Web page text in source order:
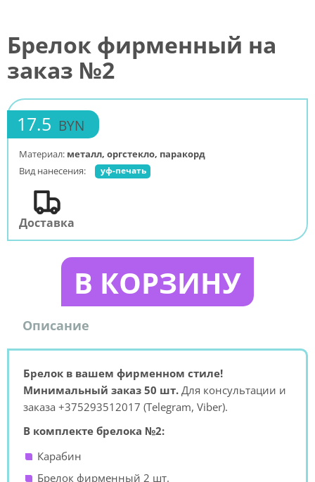
Брелок фирменный на
заказ №2
17.5 BYN
Материал: металл, оргстекло, паракорд
Вид нанесения:
уф-печать
Доставка
В КОРЗИНУ
Описание
Брелок в вашем фирменном стиле!
Минимальный заказ 50 шт. Для консультации и
заказа +375293512017 (Telegram, Viber).
В комплекте брелока №2:
Карабин
Брелок фирменный 2 шт.